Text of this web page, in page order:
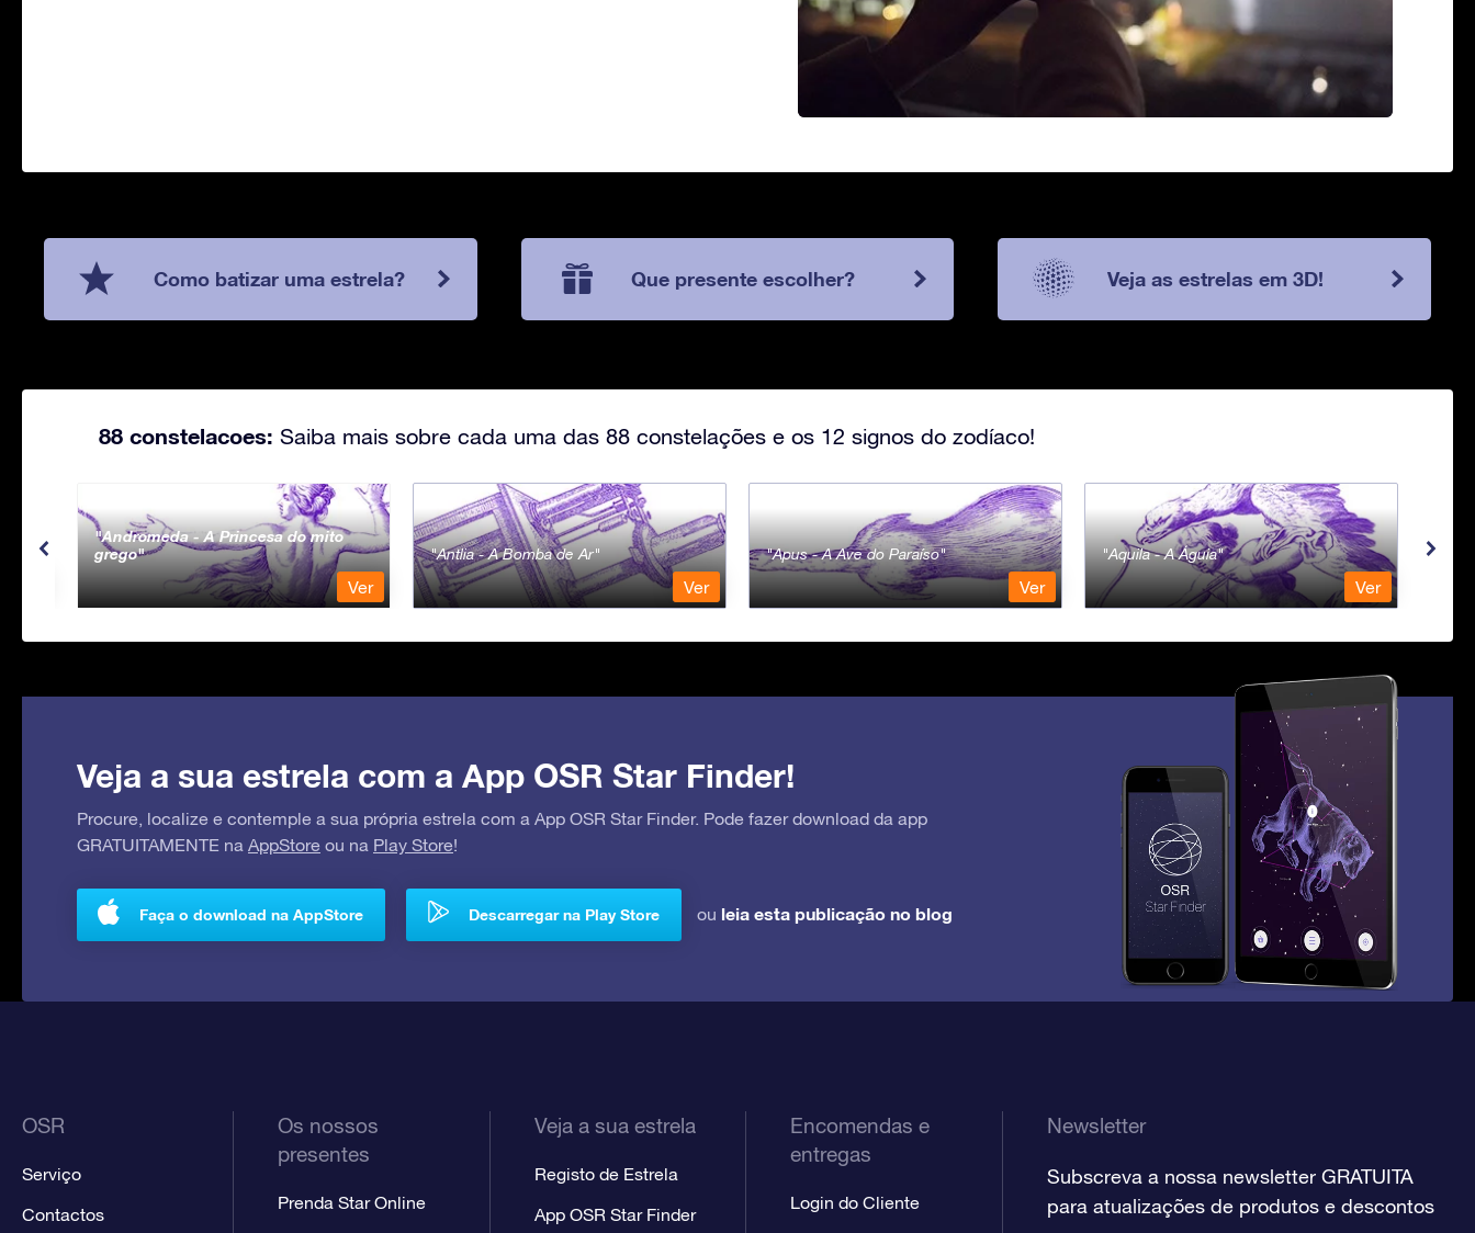
Como batizar uma estrela? Que presente escolher? Veja as estrelas em 3D!
88 constelacoes: Saiba mais sobre cada uma das 88 constelações e os 12 signos do zodíaco!
Andromeda - A Princesa do mito
grego
Ver
Antlia - A Bomba de Ar
Ver
Apus - A Ave do Paraíso
Ver
Aquila - A Águia
Ver
Veja a sua estrela com a App OSR Star Finder!
Procure, localize e contemple a sua própria estrela com a App OSR Star Finder. Pode fazer download da app
GRATUITAMENTE na AppStore ou na Play Store!
Faça o download na AppStore Descarregar na Play Store ou leia esta publicação no blog
OSR
Serviço
Contactos
Os nossos
presentes
Prenda Star Online
Veja a sua estrela
Registo de Estrela
App OSR Star Finder
Encomendas e
entregas
Login do Cliente
Newsletter
Subscreva a nossa newsletter GRATUITA
para atualizações de produtos e descontos